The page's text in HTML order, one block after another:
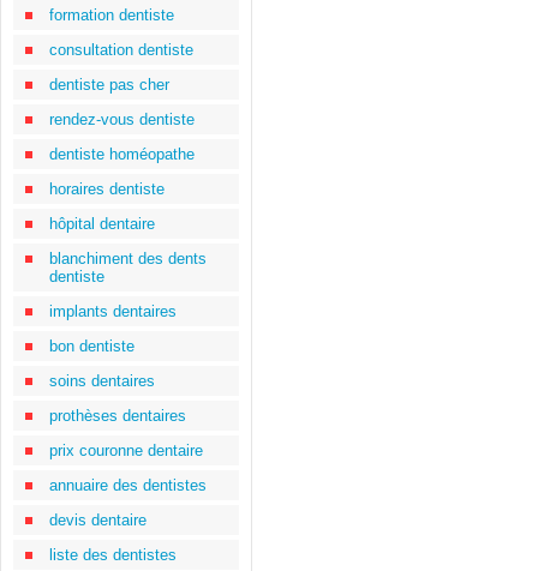
formation dentiste
consultation dentiste
dentiste pas cher
rendez-vous dentiste
dentiste homéopathe
horaires dentiste
hôpital dentaire
blanchiment des dents
dentiste
implants dentaires
bon dentiste
soins dentaires
prothèses dentaires
prix couronne dentaire
annuaire des dentistes
devis dentaire
liste des dentistes